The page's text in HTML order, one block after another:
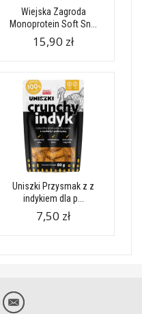
Wiejska Zagroda
Monoprotein Soft Sn...
15,90 zł
Uniszki Przysmak z z
indykiem dla p...
7,50 zł